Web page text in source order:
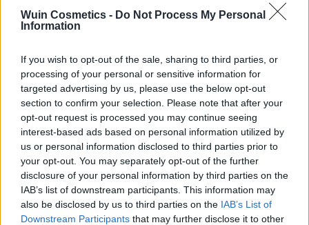
Wuin Cosmetics - Do Not Process My Personal
Information
If you wish to opt-out of the sale, sharing to third parties, or
processing of your personal or sensitive information for
targeted advertising by us, please use the below opt-out
section to confirm your selection. Please note that after your
opt-out request is processed you may continue seeing
interest-based ads based on personal information utilized by
us or personal information disclosed to third parties prior to
your opt-out. You may separately opt-out of the further
disclosure of your personal information by third parties on the
IAB’s list of downstream participants. This information may
also be disclosed by us to third parties on the IAB’s List of
Downstream Participants that may further disclose it to other
Añadir a la lista de
FILTRAR POR PRECIO
FILTRAR
Precio:20€—30€